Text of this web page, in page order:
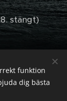
stängt)
funktion
dig bästa